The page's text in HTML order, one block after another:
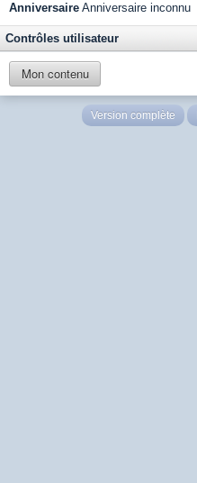
Anniversaire Anniversaire inconnu
Contrôles utilisateur
Mon contenu
Version complète